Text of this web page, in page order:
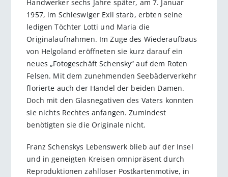
Handwerker sechs Jahre später, am 7. Januar
1957, im Schleswiger Exil starb, erbten seine
ledigen Töchter Lotti und Maria die
Originalaufnahmen. Im Zuge des Wiederaufbaus
von Helgoland eröffneten sie kurz darauf ein
neues „Fotogeschäft Schensky“ auf dem Roten
Felsen. Mit dem zunehmenden Seebäderverkehr
florierte auch der Handel der beiden Damen.
Doch mit den Glasnegativen des Vaters konnten
sie nichts Rechtes anfangen. Zumindest
benötigten sie die Originale nicht.
Franz Schenskys Lebenswerk blieb auf der Insel
und in geneigten Kreisen omnipräsent durch
Reproduktionen zahlloser Postkartenmotive, in